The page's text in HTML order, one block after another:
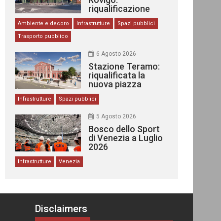
riqualificazione
delle stazioni
Ambiente e decoro Infrastrutture
Spazi pubblici
Trasporto pubblico
6 Agosto 2026
Stazione Teramo:
riqualificata la
nuova piazza
urbana
Infrastrutture Spazi pubblici
5 Agosto 2026
Bosco dello Sport
di Venezia a Luglio
2026
Infrastrutture Venezia
Disclaimers